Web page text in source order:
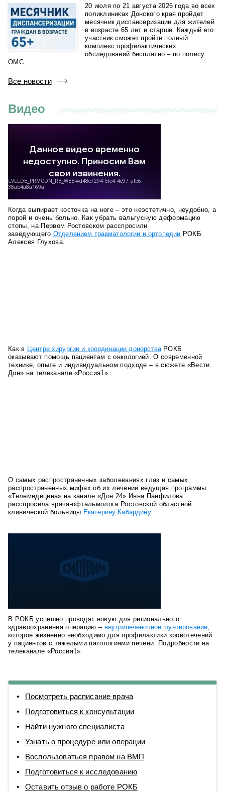
20 июля по 21 августа 2026 года во всех
поликлиниках Донского края пройдет
месячник диспансеризации для жителей
в возрасте 65 лет и старше. Каждый его
участник сможет пройти полный
комплекс профилактических
обследований бесплатно–по полису
ОМС.
Все новости
Видео
Когда выпирает косточка на ноге – это неэстетично, неудобно, а
порой и очень больно. Как убрать вальгусную деформацию
стопы, на Первом Ростовском расспросили
заведующего Отделением травматологии и ортопедии РОКБ
Алексея Глухова.
Как в Центре хирургии и координации донорстваРОКБ
оказывают помощь пациентам с онкологией. О современной
технике, опыте и индивидуальном подходе – в сюжете «Вести.
Дон» на телеканале «Россия1».
О самых распространенных заболеваниях глаз и самых
распространенных мифах об их лечении ведущая программы
«Телемедицина» на канале «Дон 24» Инна Панфилова
расспросила врача-офтальмолога Ростовской областной
клинической больницы Екатерину Кабардину.
В РОКБ успешно проводят новую для регионального
здравоохранения операцию – внутрипеченочное шунтирование
которое жизненно необходимо для профилактики кровотечений
у пациентов с тяжелыми патологиями печени. Подробности на
телеканале «Россия1».
Посмотреть расписание врача
Подготовиться к консультации
Найти нужного специалиста
Узнать о процедуре или операции
Воспользоваться правом на ВМП
Подготовиться к исследованию
Оставить отзыв о работе РОКБ